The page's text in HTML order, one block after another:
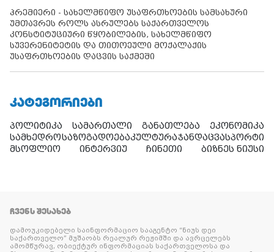
პრემიერი - სახელმწიფო უსაფრთხოების სამსახური
უმთავრეს როლს ასრულებს საქართველოს
კონსტიტუციური წყობილების, სახელმწიფო
სუვერენიტეტის და თითოეული მოქალაქის
უსაფრთხოების დაცვის საქმეში
ᲙᲐᲢᲔᲒᲝᲠᲘᲔᲑᲘ
პოლიტიკა სამართალი განათლება
ეკონომიკა
სამხედროსაზოგადოებაკულტურაჯანდაცვასპორტი
მსოფლიო
ინტერვიუ ჩინეთი ბიზნეს ნიუსი
ᲩᲕᲔᲜᲡ ᲨᲔᲡᲐᲮᲔᲑ
დამოუკიდებელი საინფორმაციო სააგენტო “ნიუს დეი
საქართველო” მუშაობს რეალურ რეჟიმში და ავრცელებს
ამომწურავ, ობიექტურ ინფორმაციას საქართველოსა და